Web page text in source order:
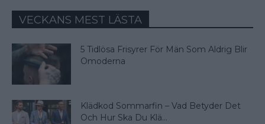
VECKANS MEST LÄSTA
5 Tidlösa Frisyrer För Män Som Aldrig Blir
Omoderna
Klädkod Sommarfin – Vad Betyder Det
Och Hur Ska Du Klä...